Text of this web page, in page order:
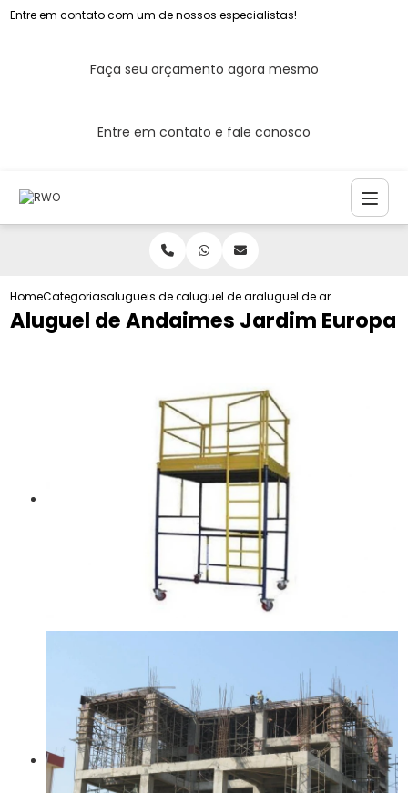
Entre em contato com um de nossos especialistas!
Faça seu orçamento agora mesmo
Entre em contato e fale conosco
HomeCategoriasalugueis de andaimesaluguel de andaimesaluguel de andaimes
Aluguel de Andaimes Jardim Europa